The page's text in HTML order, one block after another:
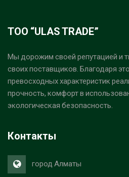
ТОО “ULAS TRADE”
Мы дорожим своей репутацией и
своих поставщиков. Благодаря
превосходных характеристик
прочность, комфорт в
экологическая безопасность.
Контакты
город Алматы